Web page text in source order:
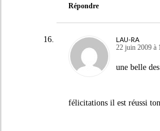
Répondre
LAU-RA
22 juin 2009 à
une belle
félicitations il est réussi